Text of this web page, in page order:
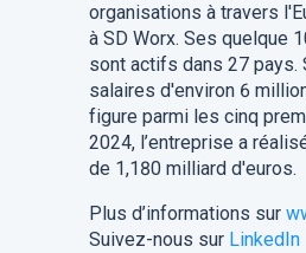
organisations à travers
à SD Worx. Ses quelque
sont actifs dans 27 pays.
salaires d'environ 6
figure parmi les cinq
2024, l’entreprise a
de 1,180 milliard d'euros.
Plus d’informations sur
Suivez-nous sur LinkedIn